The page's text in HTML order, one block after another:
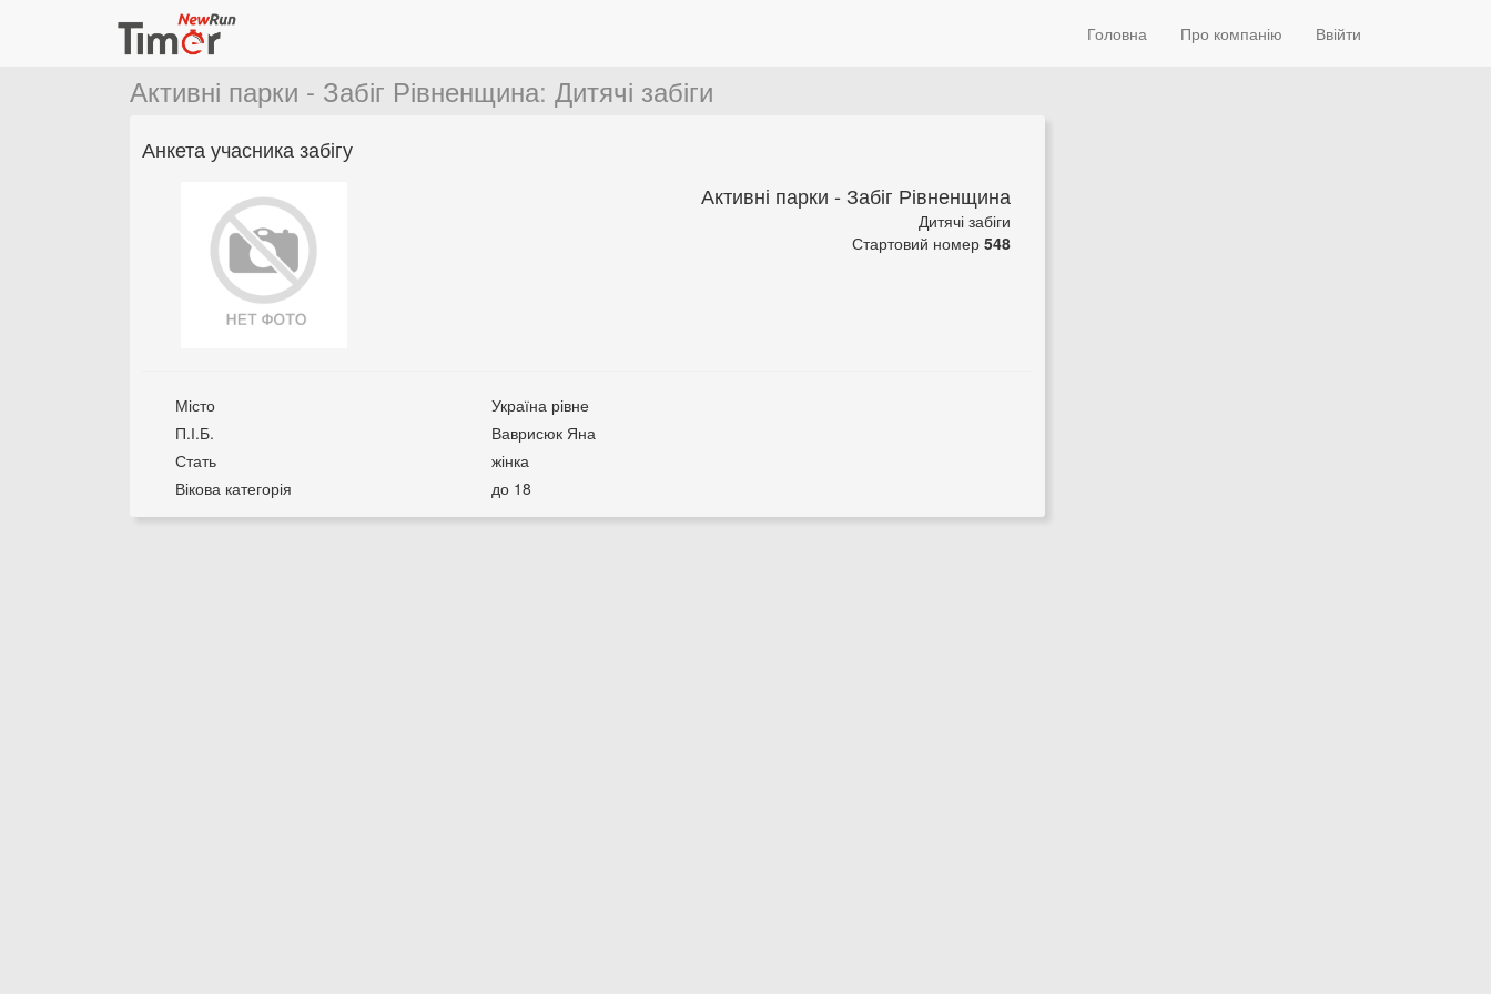
Головна Про компанію Ввійти
Активні парки - Забіг Рівненщина: Дитячі забіги
Анкета учасника забігу
Активні парки - Забіг Рівненщина
Дитячі забіги
Стартовий номер 548
Місто
Україна рівне
П.І.Б.
Ваврисюк Яна
Стать
жінка
Вікова категорія
до 18